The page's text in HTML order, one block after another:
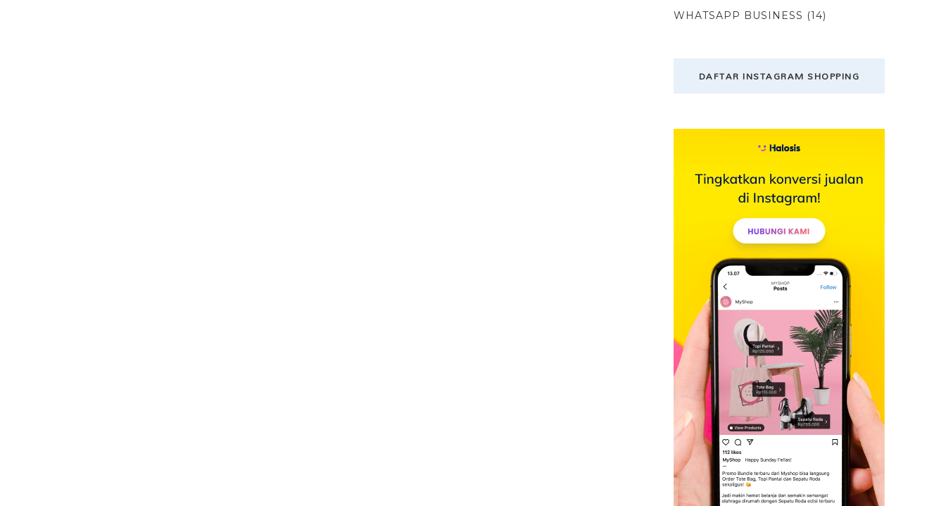
WHATSAPP BUSINESS (14)
DAFTAR INSTAGRAM SHOPPING